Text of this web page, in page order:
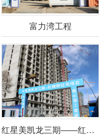
富力湾工程
红星美凯龙三期——红珊郡工程